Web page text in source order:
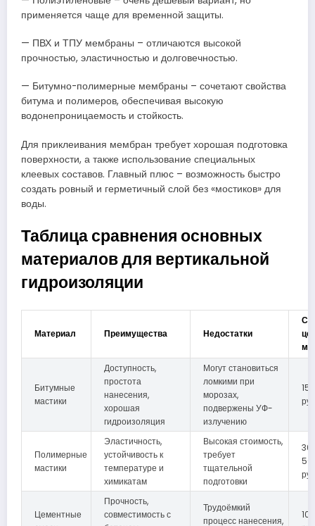
применяется чаще для временной защиты.
— ПВХ и ТПУ мембраны – отличаются высокой
прочностью, эластичностью и долговечностью.
— Битумно-полимерные мембраны – сочетают свойства
битума и полимеров, обеспечивая высокую
водонепроницаемость и стойкость.
Для приклеивания мембран требует хорошая подготовка
поверхности, а также использование специальных
клеевых составов. Главный плюс – возможность быстро
создать ровный и герметичный слой без «мостиков» для
воды.
Таблица сравнения основных
материалов для вертикальной
гидроизоляции
Материал Преимущества Недостатки
м²
Битумные
мастики
Доступность,
простота
нанесения,
хорошая
гидроизоляция
Могут становиться
ломкими при
морозах,
подвержены УФ-
излучению
Полимерные
мастики
Эластичность,
устойчивость к
температуре и
химикатам
Высокая стоимость,
требует
тщательной
подготовки
Цементные
Прочность,
совместимость с
Трудоёмкий
процесс нанесения,